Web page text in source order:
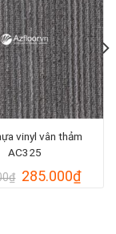
vinyl vân thảm
AC325
₫ Giá
285.000₫Giá